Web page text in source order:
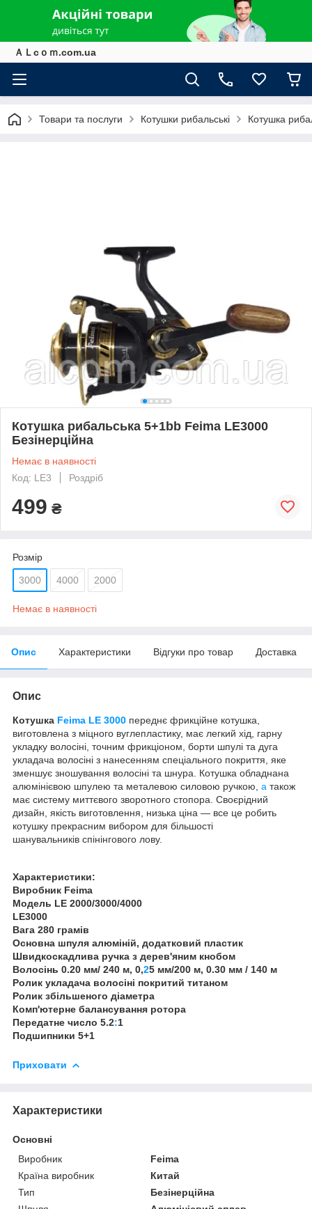
ＡＬcｏｍ.com.ua
Товари та послуги Котушки рибальські Котушка
Котушка рибальська 5+1bb Feima LE3000
Безінерційна
Немає в наявності
Код: LE3
Роздріб
499 ₴
Розмір
3000 4000 2000
Немає в наявності
Опис Характеристики Відгуки про товар Доставка
Опис
Котушка Feima LE 3000 переднє фрикційне котушка,
виготовлена з міцного вуглепластику, має легкий хід, гарну
укладку волосіні, точним фрикціоном, борти шпулі та дуга
укладача волосіні з нанесенням спеціального покриття, яке
зменшує зношування волосіні та шнура. Котушка обладнана
алюмінієвою шпулею та металевою силовою ручкою, а також
має систему миттєвого зворотного стопора. Своєрідний
дизайн, якість виготовлення, низька ціна — все це робить
котушку прекрасним вибором для більшості
шанувальників спінінгового лову.
Характеристики:
Виробник Feima
Модель LE 2000/3000/4000
LE3000
Вага 280 грамів
Основна шпуля алюміній, додатковий пластик
Швидкоскадлива ручка з дерев'яним кнобом
Волосінь 0.20 мм/ 240 м, 0,25 мм/200 м, 0.30 мм / 140 м
Ролик укладача волосіні покритий титаном
Ролик збільшеного діаметра
Комп'ютерне балансування ротора
Передатне число 5.2:1
Подшипники 5+1
Приховати
Характеристики
Основні
Виробник
Feima
Країна виробник
Китай
Тип
Безінерційна